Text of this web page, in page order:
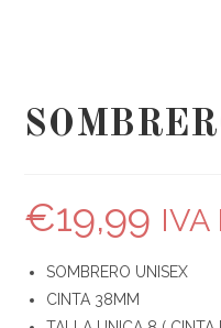
€19,99
SOMBRERO UNISEX
CINTA 38MM